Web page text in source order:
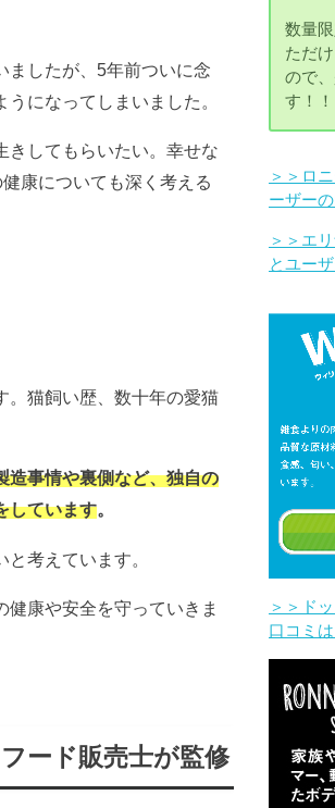
ましたが、5年前ついに念
になってしまいました。
きしてもらいたい。幸せな
康についても深く考える
。猫飼い歴、数十年の愛猫
造事情や裏側など、独自の
しています。
考えています。
康や安全を守っていきま
ード販売士が監修
数量
ただ
ので
す！！
＞＞ロ
ーザー
＞＞エ
とユー
＞＞ド
口コミ